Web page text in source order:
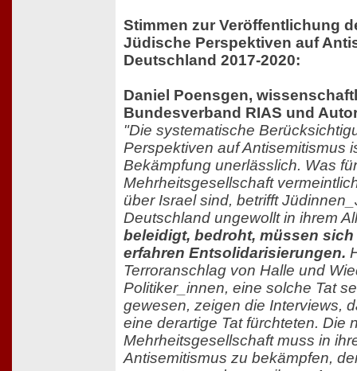
Stimmen zur Veröffentlichung
Jüdische Perspektiven auf
Deutschland 2017-2020:
Daniel Poensgen,
Bundesverband RIAS und
"Die systematische
Perspektiven auf Antisemitismus
Bekämpfung unerlässlich. Was
Mehrheitsgesellschaft
über Israel sind, betrifft
Deutschland ungewollt in ihrem
beleidigt, bedroht, müssen
erfahren Entsolidarisierungen.
Terroranschlag von Halle und
Politiker_innen, eine solche Tat
gewesen, zeigen die Interviews,
eine derartige Tat fürchteten. Die
Mehrheitsgesellschaft muss in
Antisemitismus zu bekämpfen,